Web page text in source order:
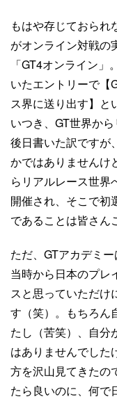
もはや存じておられ
がオンライン対戦の
「GT4オンライン
いたエントリーで【
ス界に送り出す】と
いつき、GT世界か
後日書いた訳ですが
かではありませんけ
らリアルレース世界
開催され、そこで初
であることは皆さん
ただ、GTアカデミ
当時から日本のプレ
スと思っていただけ
す（笑）。もちろん
たし（苦笑）、自分
はありませんでした
方を沢山見てきたの
たら良いのに、何で